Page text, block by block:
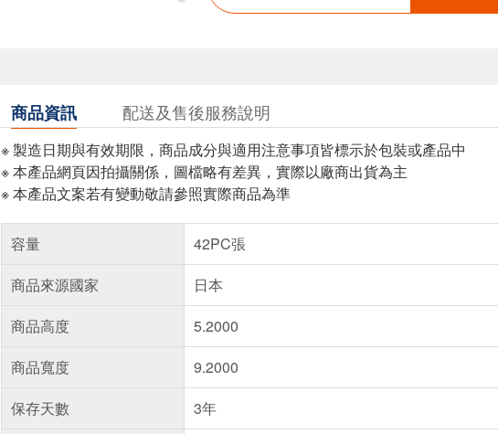
商品資訊 配送及售後服務說明
※ 製造日期與有效期限，商品成分與適用注意事項皆標示於包裝或產品中
※ 本產品網頁因拍攝關係，圖檔略有差異，實際以廠商出貨為主
※ 本產品文案若有變動敬請參照實際商品為準
容量
42PC張
商品來源國家
日本
商品高度
5.2000
商品寬度
9.2000
保存天數
3年